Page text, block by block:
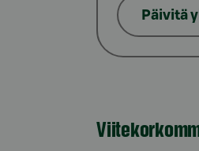
Päivitä